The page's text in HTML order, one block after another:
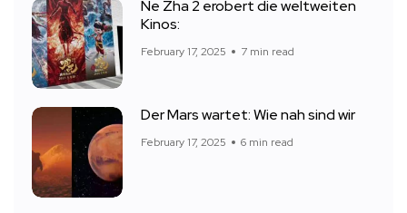
Ne Zha 2 erobert die weltweiten
Kinos:
February 17, 2025 7 min read
Der Mars wartet: Wie nah sind wir
February 17, 2025 6 min read